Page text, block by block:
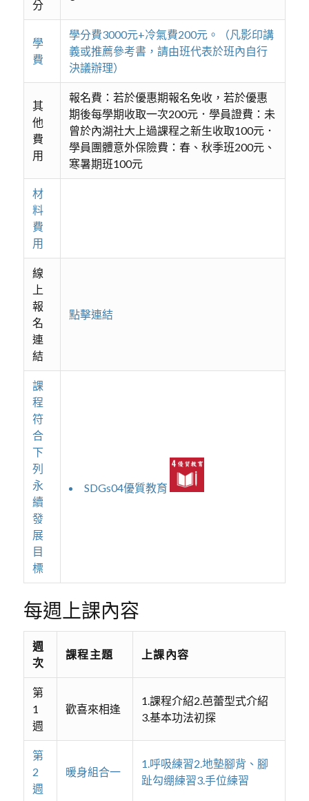
分
學
費
學分費3000元+冷氣費200元。（凡影印講
義或推薦參考書，請由班代表於班內自行
決議辦理）
其
他
費
用
報名費：若於優惠期報名免收，若於優惠
期後每學期收取一次200元．學員證費：未
曾於內湖社大上過課程之新生收取100元．
學員團體意外保險費：春、秋季班200元、
寒暑期班100元
材
料
費
用
線
上
報
名
連
結
點擊連結
課
程
符
合
下
列
永
續
發
展
目
標
SDGs04優質教育
每週上課內容
週
次
課程主題 上課內容
第
1
週
歡喜來相逢
1.課程介紹2.芭蕾型式介紹
3.基本功法初探
第
2
週
暖身組合一
1.呼吸練習2.地墊腳背、腳
趾勾绷練習3.手位練習